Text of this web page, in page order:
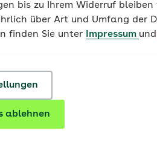
bis zu Ihrem Widerruf
über Art und Umfang der
finden Sie unter
Impressum und
ablehnen
kann oft mit